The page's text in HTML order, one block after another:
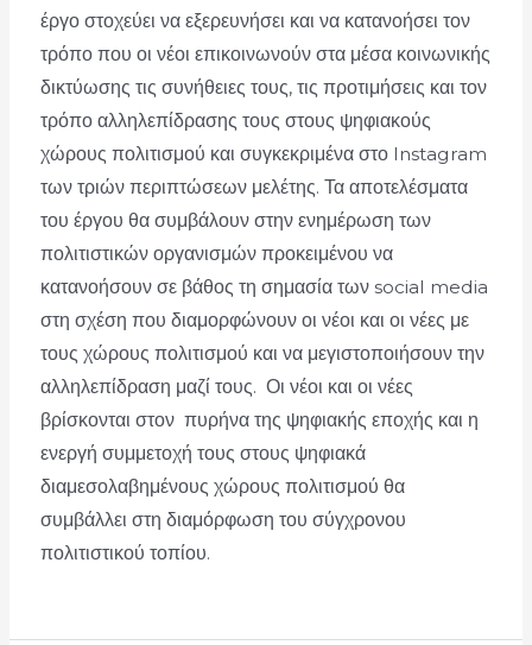
έργο στοχεύει να εξερευνήσει και να κατανοήσει τον
τρόπο που οι νέοι επικοινωνούν στα μέσα κοινωνικής
δικτύωσης τις συνήθειες τους, τις προτιμήσεις και τον
τρόπο αλληλεπίδρασης τους στους ψηφιακούς
χώρους πολιτισμού και συγκεκριμένα στο Instagram
των τριών περιπτώσεων μελέτης. Τα αποτελέσματα
του έργου θα συμβάλουν στην ενημέρωση των
πολιτιστικών οργανισμών προκειμένου να
κατανοήσουν σε βάθος τη σημασία των social media
στη σχέση που διαμορφώνουν οι νέοι και οι νέες με
τους χώρους πολιτισμού και να μεγιστοποιήσουν την
αλληλεπίδραση μαζί τους. Οι νέοι και οι νέες
βρίσκονται στον πυρήνα της ψηφιακής εποχής και η
ενεργή συμμετοχή τους στους ψηφιακά
διαμεσολαβημένους χώρους πολιτισμού θα
συμβάλλει στη διαμόρφωση του σύγχρονου
πολιτιστικού τοπίου.